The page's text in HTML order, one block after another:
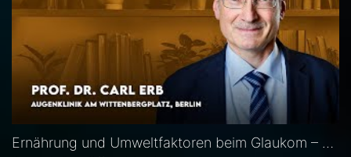
Ernährung und Umweltfaktoren beim Glaukom – Prof. Dr. Carl Erb